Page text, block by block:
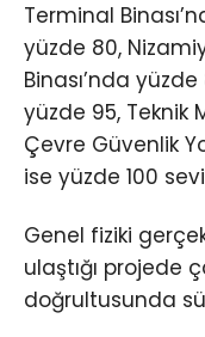
Terminal
yüzde 80,
Binası’nda
yüzde 95, Teknik
Çevre Güvenlik
ise yüzde 100
Genel fiziki
ulaştığı projede
doğrultusunda